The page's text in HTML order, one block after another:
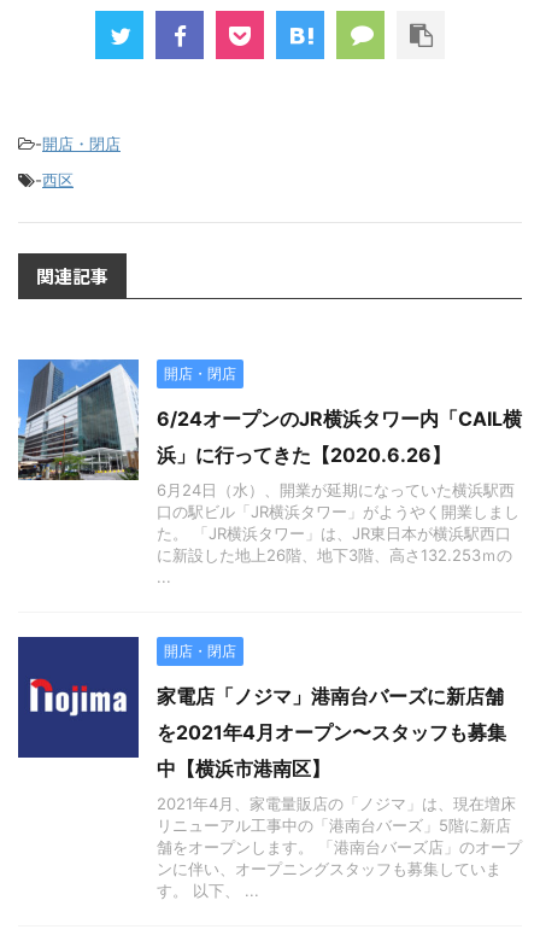
-開店・閉店
-西区
関連記事
開店・閉店
6/24オープンのJR横浜タワー内「CAIL横
浜」に行ってきた【2020.6.26】
6月24日（水）、開業が延期になっていた横浜駅西
口の駅ビル「JR横浜タワー」がようやく開業しまし
た。 「JR横浜タワー」は、JR東日本が横浜駅西口
に新設した地上26階、地下3階、高さ132.253ｍの
...
開店・閉店
家電店「ノジマ」港南台バーズに新店舗
を2021年4月オープン〜スタッフも募集
中【横浜市港南区】
2021年4月、家電量販店の「ノジマ」は、現在増床
リニューアル工事中の「港南台バーズ」5階に新店
舗をオープンします。 「港南台バーズ店」のオープ
ンに伴い、オープニングスタッフも募集していま
す。 以下、 ...